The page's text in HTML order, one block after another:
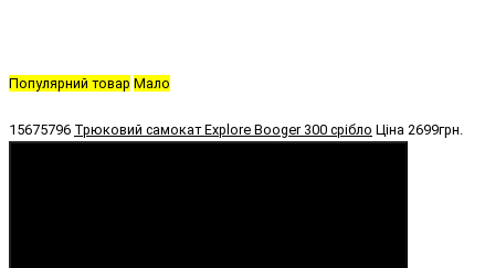
Популярний товар Мало
15675796 Трюковий самокат Explore Booger 300 срібло Ціна 2699грн.